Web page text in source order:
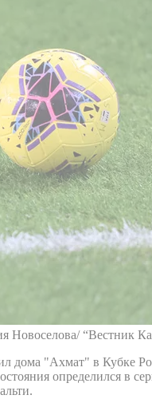
Новоселова/ “Вестник
дома "Ахмат" в Кубке
определился в